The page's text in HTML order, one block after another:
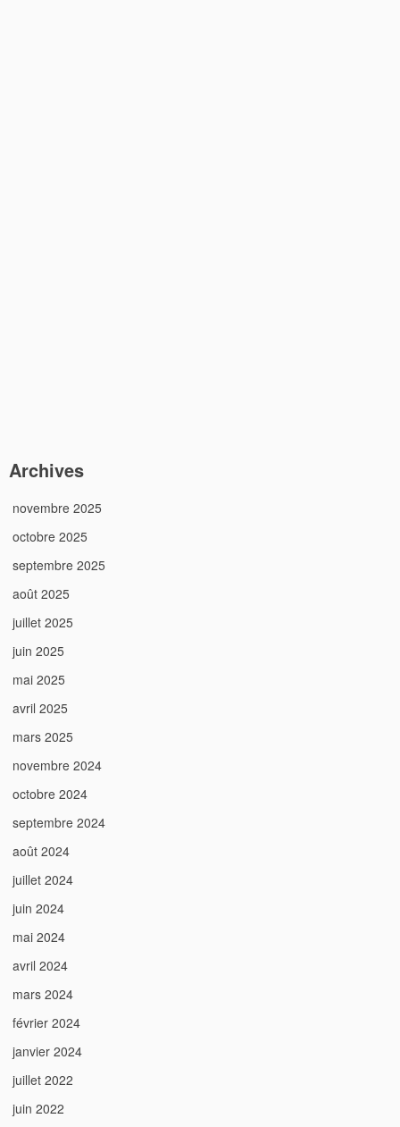
Archives
novembre 2025
octobre 2025
septembre 2025
août 2025
juillet 2025
juin 2025
mai 2025
avril 2025
mars 2025
novembre 2024
octobre 2024
septembre 2024
août 2024
juillet 2024
juin 2024
mai 2024
avril 2024
mars 2024
février 2024
janvier 2024
juillet 2022
juin 2022